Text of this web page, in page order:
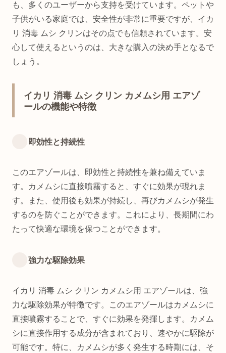
も、多くのユーザーから支持を受けています。ペットや
子供がいる家庭では、安全性が非常に重要ですが、イカ
リ 消毒 ムシ クリンはその点でも信頼されています。安
心して使えるというのは、大きな購入の決め手となるで
しょう。
イカリ 消毒 ムシ クリン カメムシ用 エアゾ
ールの機能や特徴
即効性と持続性
このエアゾールは、即効性と持続性を兼ね備えていま
す。カメムシに直接噴霧すると、すぐに効果が現れま
す。また、使用後も効果が持続し、再びカメムシが発生
するのを防ぐことができます。これにより、長期間にわ
たって快適な環境を保つことができます。
強力な駆除効果
イカリ 消毒 ムシ クリン カメムシ用 エアゾールは、強
力な駆除効果が特徴です。このエアゾールはカメムシに
直接噴霧することで、すぐに効果を発揮します。カメム
シに直接作用する成分が含まれており、速やかに駆除が
可能です。特に、カメムシが多く発生する時期には、そ